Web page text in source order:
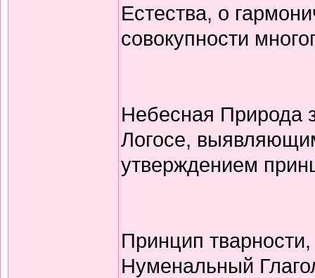
Естества, о
совокупности
Небесная Природа
Логосе,
утверждением
Принцип
Нуменальный